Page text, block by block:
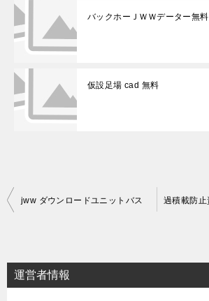
バックホーＪＷＷデーター無料
仮設足場 cad 無料
投
ビ
ゲ
jww ダウンロードユニットバス
運営者情報